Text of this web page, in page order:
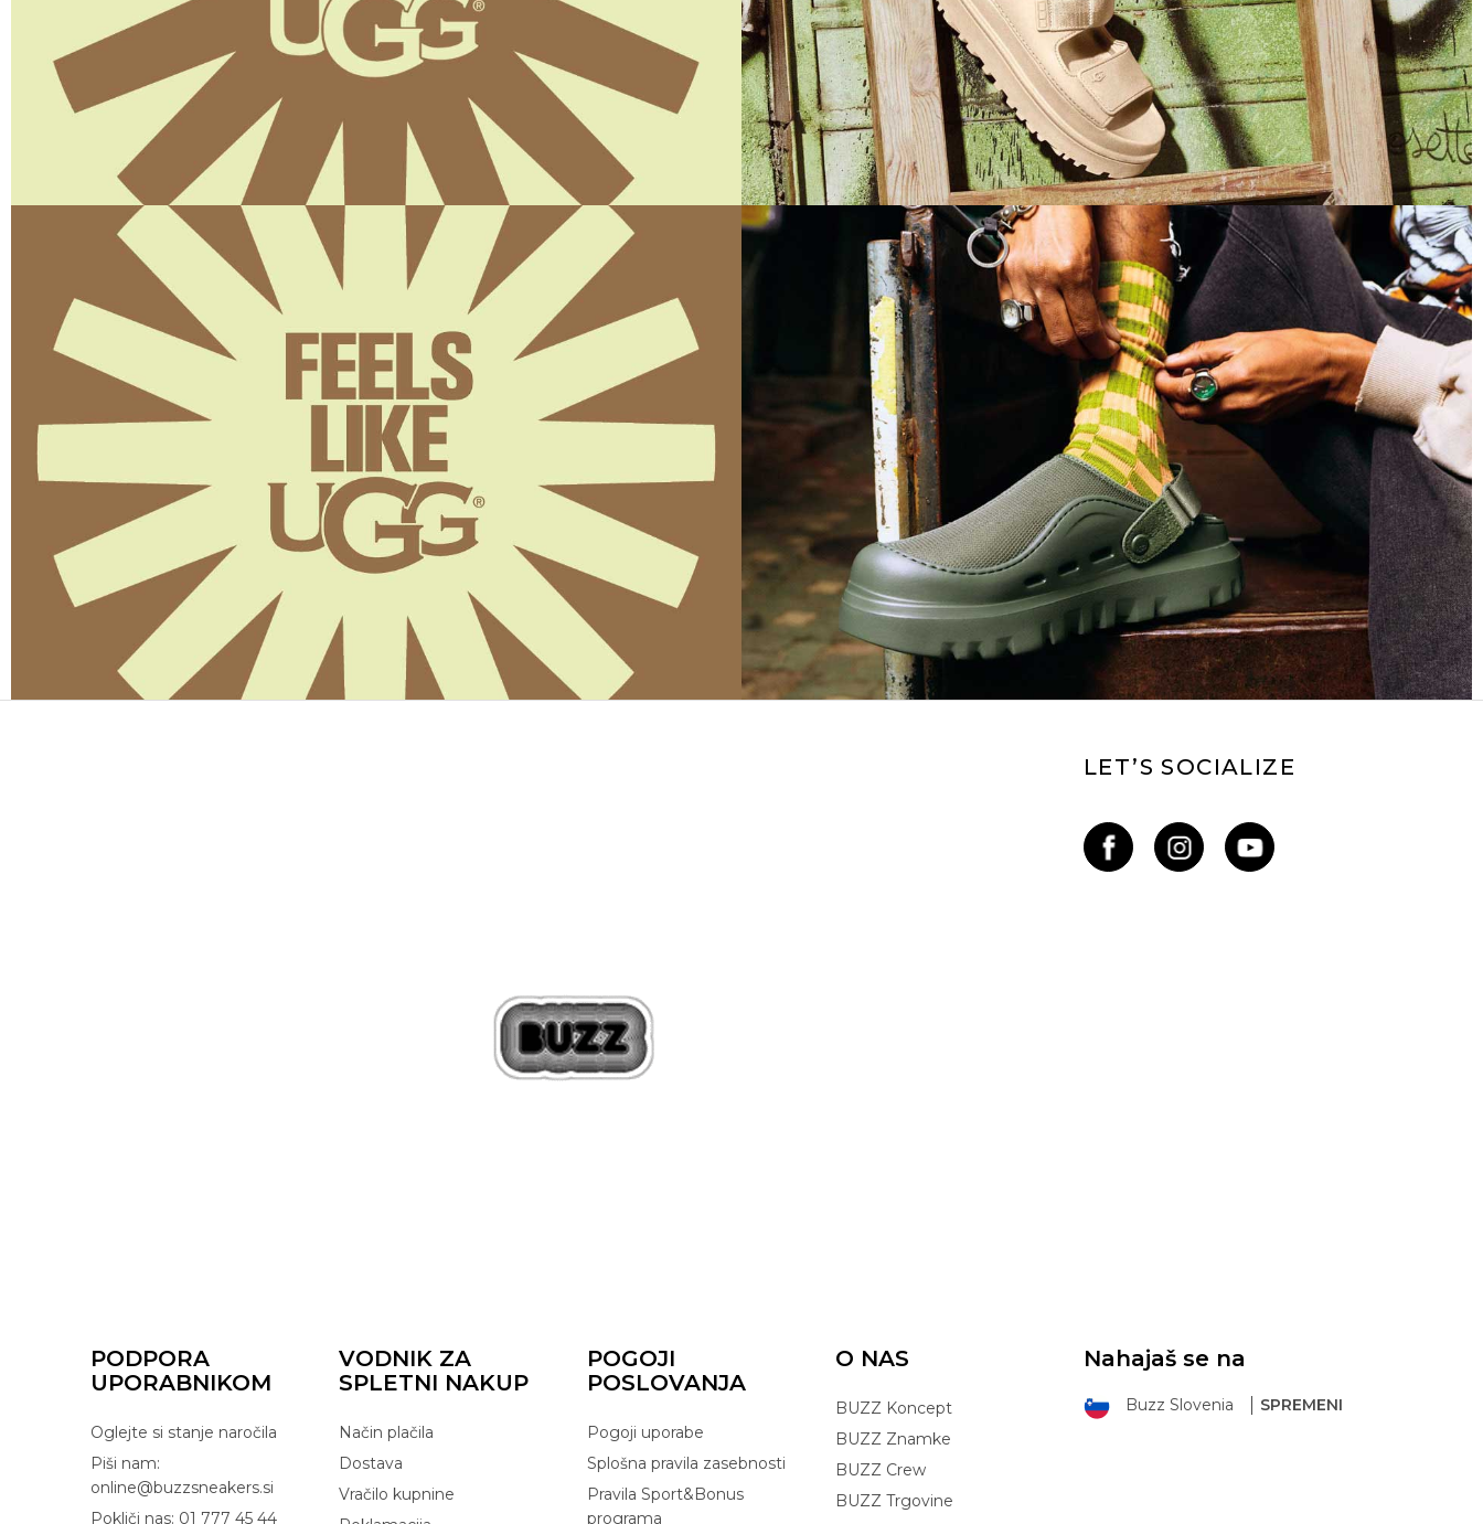
LET’S SOCIALIZE
PODPORA
UPORABNIKOM
Oglejte si stanje naročila
Piši nam:
online@buzzsneakers.si
Pokliči nas: 01 777 45 44
VODNIK ZA
SPLETNI NAKUP
Način plačila
Dostava
Vračilo kupnine
POGOJI
POSLOVANJA
Pogoji uporabe
Splošna pravila zasebnosti
Pravila Sport&Bonus
programa
O NAS
BUZZ Koncept
BUZZ Znamke
BUZZ Crew
BUZZ Trgovine
Nahajaš se na
Buzz Slovenia SPREMENI